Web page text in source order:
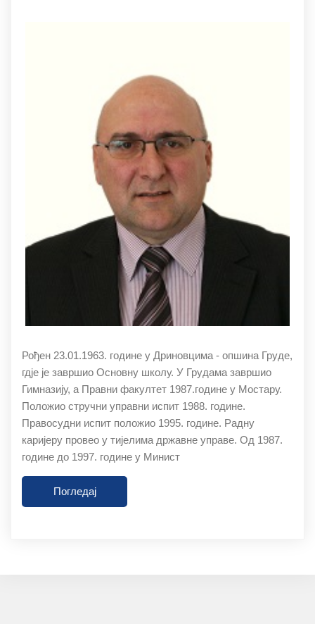
Рођен 23.01.1963. године у Дриновцима - опшина Груде,
гдје је завршио Основну школу. У Грудама завршио
Гимназију, а Правни факултет 1987.године у Мостару.
Положио стручни управни испит 1988. године.
Правосудни испит положио 1995. године. Радну
каријеру провео у тијелима државне управе. Од 1987.
године до 1997. године у Минист
Погледај